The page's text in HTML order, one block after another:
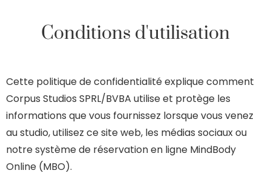
Conditions d'utilisation
Cette politique de confidentialité explique comment
Corpus Studios SPRL/BVBA utilise et protège les
informations que vous fournissez lorsque vous venez
au studio, utilisez ce site web, les médias sociaux ou
notre système de réservation en ligne MindBody
Online (MBO).